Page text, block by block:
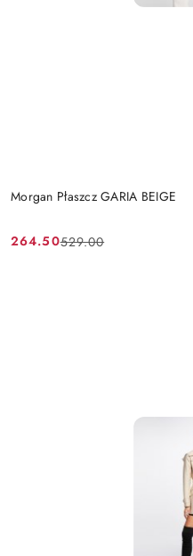
Morgan Płaszcz GARIA BEIGE
Cena
264.50
Cena
529.00